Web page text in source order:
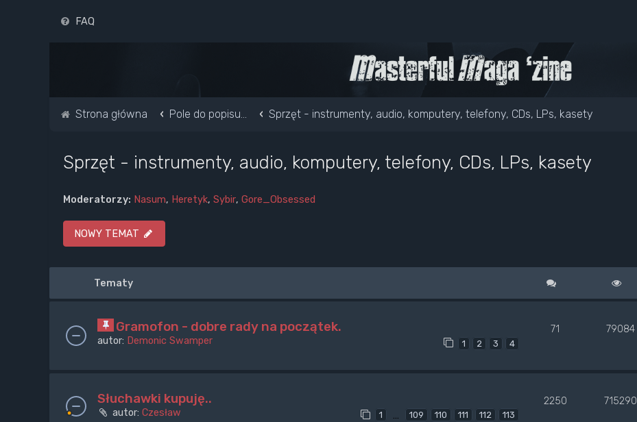
FAQ
Strona główna Pole do popisu... Sprzęt - instrumenty, audio, komputery, telefony, CDs, LPs, kasety
Sprzęt - instrumenty, audio, komputery, telefony, CDs, LPs, kasety
Moderatorzy: Nasum, Heretyk, Sybir, Gore_Obsessed
NOWY TEMAT
Tematy
Gramofon - dobre rady na początek.
autor: Demonic Swamper 1 2 3 4
71 79084
Słuchawki kupuję..
autor: Czesław 1 … 109 110 111 112 113
2250 715290